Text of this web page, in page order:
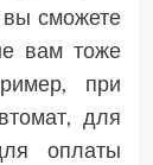
вы сможете
вам тоже
при
для
оплаты